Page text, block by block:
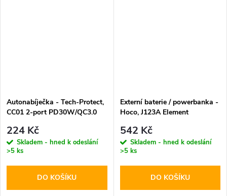
Autonabíječka - Tech-Protect,
CC01 2-port PD30W/QC3.0
224 Kč
Skladem - hned k odeslání
>5 ks
DO KOŠÍKU
Externí baterie / powerbanka -
Hoco, J123A Element
542 Kč
Skladem - hned k odeslání
>5 ks
DO KOŠÍKU